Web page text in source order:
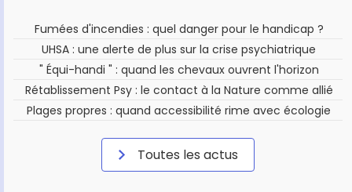
Fumées d'incendies : quel danger pour le handicap ?
UHSA : une alerte de plus sur la crise psychiatrique
" Équi-handi " : quand les chevaux ouvrent l'horizon
Rétablissement Psy : le contact à la Nature comme allié
Plages propres : quand accessibilité rime avec écologie
Toutes les actus